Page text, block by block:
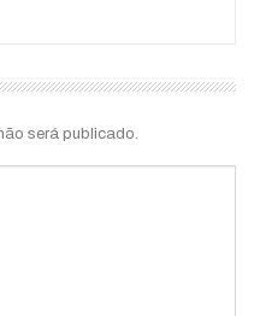
será publicado.